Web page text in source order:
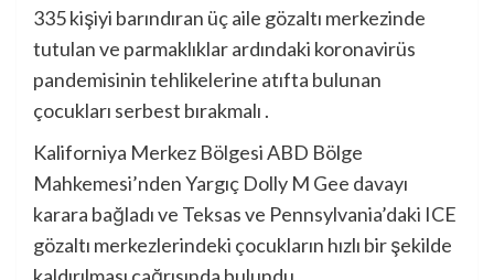
335 kişiyi barındıran üç aile gözaltı merkezinde
tutulan ve parmaklıklar ardındaki koronavirüs
pandemisinin tehlikelerine atıfta bulunan
çocukları serbest bırakmalı .
Kaliforniya Merkez Bölgesi ABD Bölge
Mahkemesi’nden Yargıç Dolly M Gee davayı
karara bağladı ve Teksas ve Pennsylvania’daki ICE
gözaltı merkezlerindeki çocukların hızlı bir şekilde